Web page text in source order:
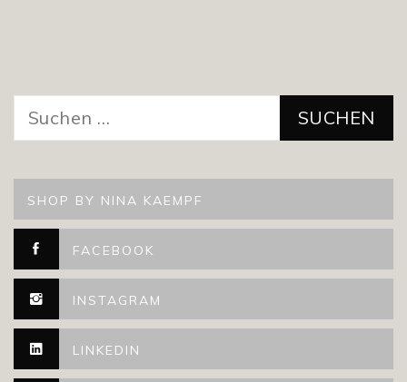
nach:
SHOP BY NINA KAEMPF
FACEBOOK
INSTAGRAM
LINKEDIN